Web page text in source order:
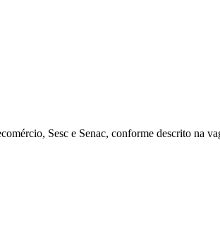
Sesc e Senac, conforme descrito na